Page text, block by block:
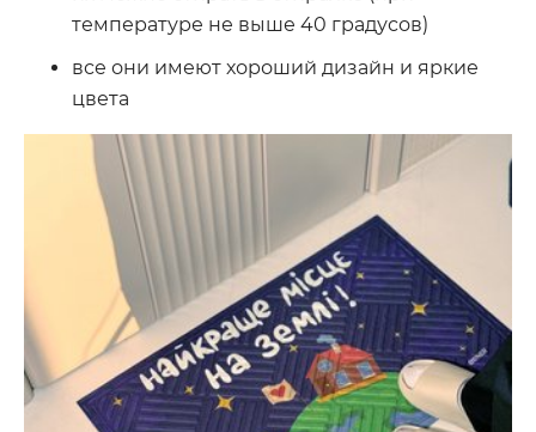
температуре не выше 40 градусов)
все они имеют хороший дизайн и яркие
цвета